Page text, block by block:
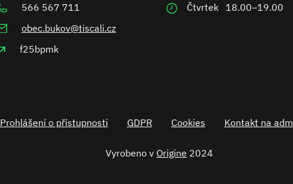
566 567 711
obec.bukov@tiscali.cz
f25bpmk
Čtvrtek 18.00–19.00
Prohlášení o přístupnosti GDPR Cookies Kontakt na
Vyrobeno v Origine 2024